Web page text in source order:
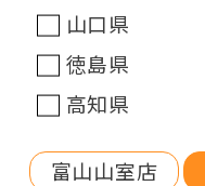
山口県
徳島県
高知県
富山山室店